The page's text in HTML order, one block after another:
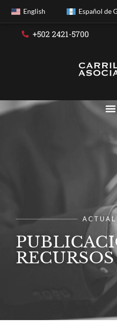
English Español de
+502 2421-5700
RECURSOS